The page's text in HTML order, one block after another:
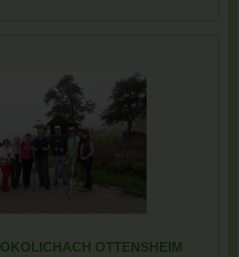
OTTENSHEIM